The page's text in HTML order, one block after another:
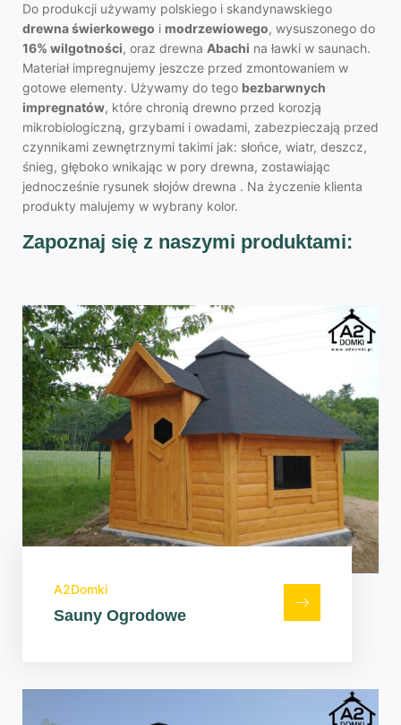
Do produkcji używamy polskiego i skandynawskiego
drewna świerkowego i modrzewiowego, wysuszonego do
16% wilgotności, oraz drewna Abachi na ławki w saunach.
Materiał impregnujemy jeszcze przed zmontowaniem w
gotowe elementy. Używamy do tego bezbarwnych
impregnatów, które chronią drewno przed korozją
mikrobiologiczną, grzybami i owadami, zabezpieczają przed
czynnikami zewnętrznymi takimi jak: słońce, wiatr, deszcz,
śnieg, głęboko wnikając w pory drewna, zostawiając
jednocześnie rysunek słojów drewna . Na życzenie klienta
produkty malujemy w wybrany kolor.
Zapoznaj się z naszymi produktami:
A2Domki
Sauny Ogrodowe